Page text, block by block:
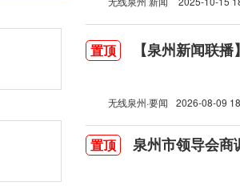
置顶 【泉州新闻联
无线泉州·要闻 2026-08-09
置顶 泉州市领导会商